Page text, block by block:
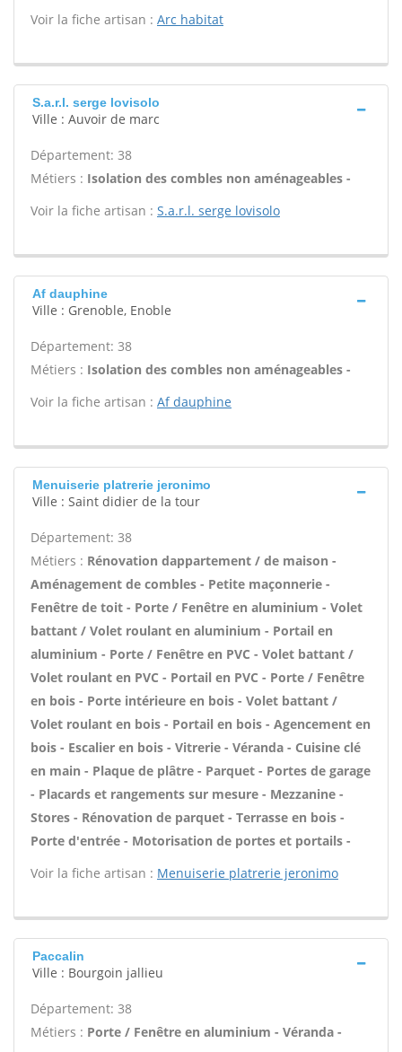
Voir la fiche artisan : Arc habitat
S.a.r.l. serge lovisolo
Ville : Auvoir de marc
Département: 38
Métiers : Isolation des combles non aménageables -
Voir la fiche artisan : S.a.r.l. serge lovisolo
Af dauphine
Ville : Grenoble, Enoble
Département: 38
Métiers : Isolation des combles non aménageables -
Voir la fiche artisan : Af dauphine
Menuiserie platrerie jeronimo
Ville : Saint didier de la tour
Département: 38
Métiers : Rénovation dappartement / de maison -
Aménagement de combles - Petite maçonnerie -
Fenêtre de toit - Porte / Fenêtre en aluminium - Volet
battant / Volet roulant en aluminium - Portail en
aluminium - Porte / Fenêtre en PVC - Volet battant /
Volet roulant en PVC - Portail en PVC - Porte / Fenêtre
en bois - Porte intérieure en bois - Volet battant /
Volet roulant en bois - Portail en bois - Agencement en
bois - Escalier en bois - Vitrerie - Véranda - Cuisine clé
en main - Plaque de plâtre - Parquet - Portes de garage
- Placards et rangements sur mesure - Mezzanine -
Stores - Rénovation de parquet - Terrasse en bois -
Porte d'entrée - Motorisation de portes et portails -
Voir la fiche artisan : Menuiserie platrerie jeronimo
Paccalin
Ville : Bourgoin jallieu
Département: 38
Métiers : Porte / Fenêtre en aluminium - Véranda -